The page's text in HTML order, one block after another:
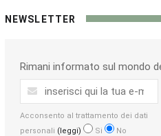
NEWSLETTER
Rimani informato sul mondo
Acconsento al trattamento dei dati
personali (leggi) Si No